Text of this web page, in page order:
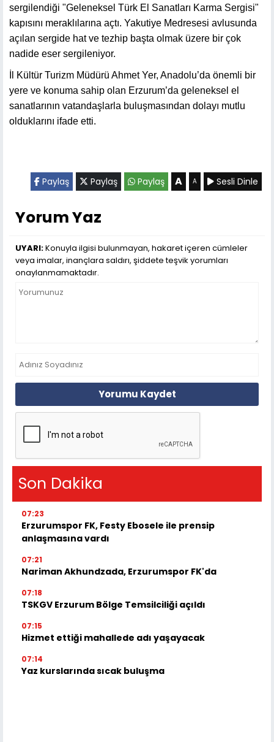
sergilendiği "Geleneksel Türk El Sanatları Karma Sergisi"
kapısını meraklılarına açtı. Yakutiye Medresesi avlusunda
açılan sergide hat ve tezhip başta olmak üzere bir çok
nadide eser sergileniyor.
İl Kültür Turizm Müdürü Ahmet Yer, Anadolu’da önemli bir
yere ve konuma sahip olan Erzurum’da geleneksel el
sanatlarının vatandaşlarla buluşmasından dolayı mutlu
olduklarını ifade etti.
Paylaş Paylaş Paylaş A A Sesli Dinle
Yorum Yaz
UYARI:Konuyla ilgisi bulunmayan, hakaret içeren cümleler
veya imalar, inançlara saldırı, şiddete teşvik yorumları
onaylanmamaktadır.
Yorumu Kaydet
Son Dakika
07:23
Erzurumspor FK, Festy Ebosele ile prensip
anlaşmasına vardı
07:21
Nariman Akhundzada, Erzurumspor FK'da
07:18
TSKGV Erzurum Bölge Temsilciliği açıldı
07:15
Hizmet ettiği mahallede adı yaşayacak
07:14
Yaz kurslarında sıcak buluşma